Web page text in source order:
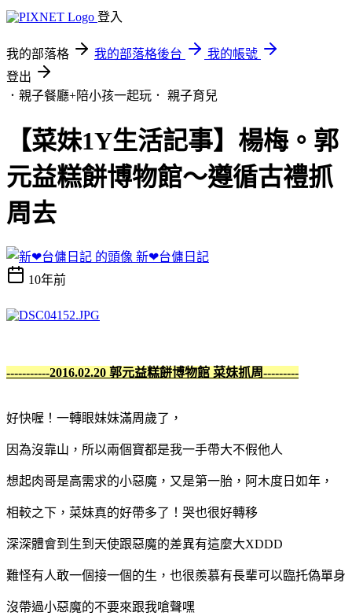
登入
我的部落格 我的部落格後台
我的帳號
登出
．親子餐廳+陪小孩一起玩． 親子育兒
【菜妹1Y生活記事】楊梅。郭
元益糕餅博物館～遵循古禮抓
周去
新❤台傭日記
10年前
-----------2016.02.20 郭元益糕餅博物館 菜妹抓周---------
好快喔！一轉眼妹妹滿周歲了，
因為沒靠山，所以兩個寶都是我一手帶大不假他人
想起肉哥是高需求的小惡魔，又是第一胎，阿木度日如年，
相較之下，菜妹真的好帶多了！哭也很好轉移
深深體會到生到天使跟惡魔的差異有這麼大XDDD
難怪有人敢一個接一個的生，也很羨慕有長輩可以臨托偽單身
沒帶過小惡魔的不要來跟我嗆聲嘿